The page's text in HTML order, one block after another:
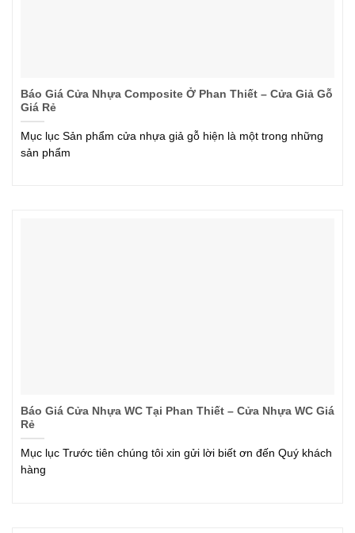
Báo Giá Cửa Nhựa Composite Ở Phan Thiết – Cửa Giả Gỗ
Giá Rẻ
Mục lục Sản phẩm cửa nhựa giả gỗ hiện là một trong những
sản phẩm
Báo Giá Cửa Nhựa WC Tại Phan Thiết – Cửa Nhựa WC Giá
Rẻ
Mục lục Trước tiên chúng tôi xin gửi lời biết ơn đến Quý khách
hàng